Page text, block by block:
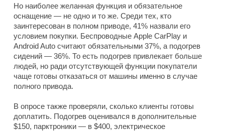
Но наиболее желанная функция и обязательное
оснащение — не одно и то же. Среди тех, кто
заинтересован в полном приводе, 41% назвали его
условием покупки. Беспроводные Apple CarPlay и
Android Auto считают обязательными 37%, а подогрев
сидений — 36%. То есть подогрев привлекает больше
людей, но ради отсутствующей функции покупатели
чаще готовы отказаться от машины именно в случае
полного привода.
В опросе также проверяли, сколько клиенты готовы
доплатить. Подогрев оценивался в дополнительные
$150, парктроники — в $400, электрическое